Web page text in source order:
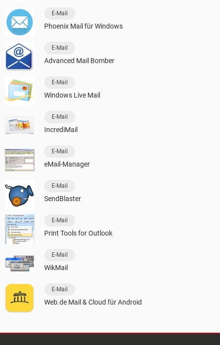
E-Mail
Phoenix Mail für Windows
E-Mail
Advanced Mail Bomber
E-Mail
Windows Live Mail
E-Mail
IncrediMail
E-Mail
eMail-Manager
E-Mail
SendBlaster
E-Mail
Print Tools for Outlook
E-Mail
WikMail
E-Mail
Web.de Mail & Cloud für Android